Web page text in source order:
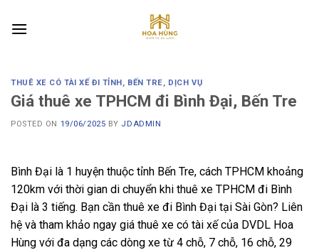
THUÊ XE CÓ TÀI XẾ ĐI TỈNH, BẾN TRE, DỊCH VỤ
Giá thuê xe TPHCM đi Bình Đại, Bến Tre
POSTED ON 19/06/2025 BY JDADMIN
Bình Đại là 1 huyện thuộc tỉnh Bến Tre, cách TPHCM khoảng
120km với thời gian di chuyển khi thuê xe TPHCM đi Bình
Đại là 3 tiếng. Bạn cần thuê xe đi Bình Đại tại Sài Gòn? Liên
hệ và tham khảo ngay giá thuê xe có tài xế của DVDL Hoa
Hùng với đa dạng các dòng xe từ 4 chỗ, 7 chỗ, 16 chỗ, 29